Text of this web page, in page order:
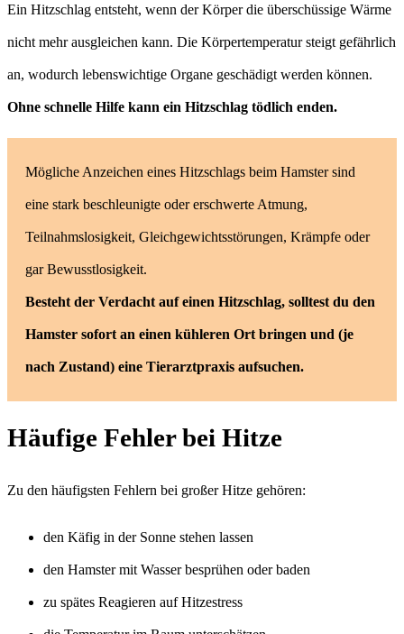
Ein Hitzschlag entsteht, wenn der Körper die überschüssige Wärme
nicht mehr ausgleichen kann. Die Körpertemperatur steigt gefährlich
an, wodurch lebenswichtige Organe geschädigt werden können.
Ohne schnelle Hilfe kann ein Hitzschlag tödlich enden.
Mögliche Anzeichen eines Hitzschlags beim Hamster sind
eine stark beschleunigte oder erschwerte Atmung,
Teilnahmslosigkeit, Gleichgewichtsstörungen, Krämpfe oder
gar Bewusstlosigkeit.
Besteht der Verdacht auf einen Hitzschlag, solltest du den
Hamster sofort an einen kühleren Ort bringen und (je
nach Zustand) eine Tierarztpraxis aufsuchen.
Häufige Fehler bei Hitze
Zu den häufigsten Fehlern bei großer Hitze gehören:
den Käfig in der Sonne stehen lassen
den Hamster mit Wasser besprühen oder baden
zu spätes Reagieren auf Hitzestress